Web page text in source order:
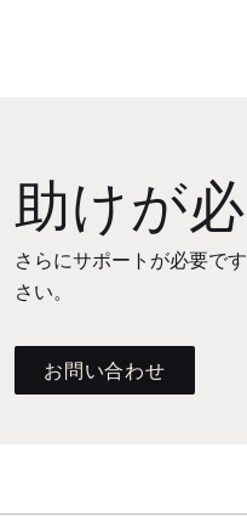
助けが
さらにサポートが必要で
さい。
お問い合わせ